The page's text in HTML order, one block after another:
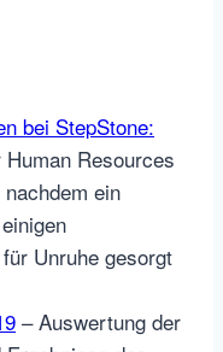
bei StepStone:
Human Resources
ein
Unruhe gesorgt
– Auswertung der